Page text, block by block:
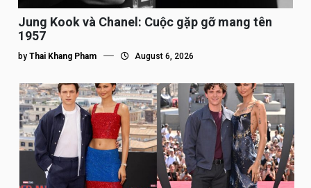
Jung Kook và Chanel: Cuộc gặp gỡ mang tên
1957
by Thai Khang Pham August 6, 2026